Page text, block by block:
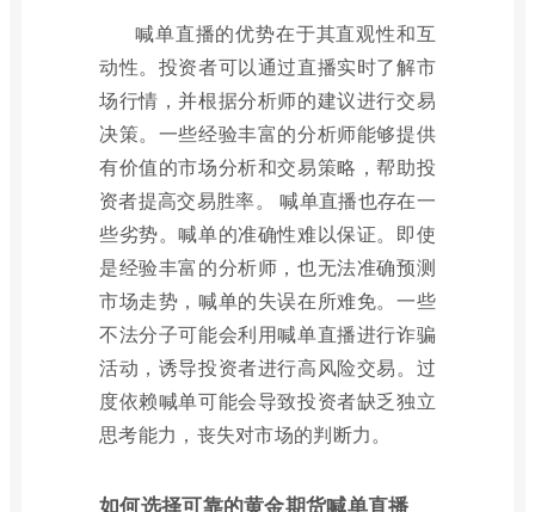
喊单直播的优势在于其直观性和互
动性。投资者可以通过直播实时了解市
场行情，并根据分析师的建议进行交易
决策。一些经验丰富的分析师能够提供
有价值的市场分析和交易策略，帮助投
资者提高交易胜率。 喊单直播也存在一
些劣势。喊单的准确性难以保证。即使
是经验丰富的分析师，也无法准确预测
市场走势，喊单的失误在所难免。一些
不法分子可能会利用喊单直播进行诈骗
活动，诱导投资者进行高风险交易。过
度依赖喊单可能会导致投资者缺乏独立
思考能力，丧失对市场的判断力。
如何选择可靠的黄金期货喊单直播